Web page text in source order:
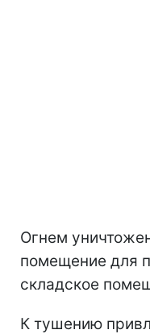
Огнем
помещение для
складское
К тушению